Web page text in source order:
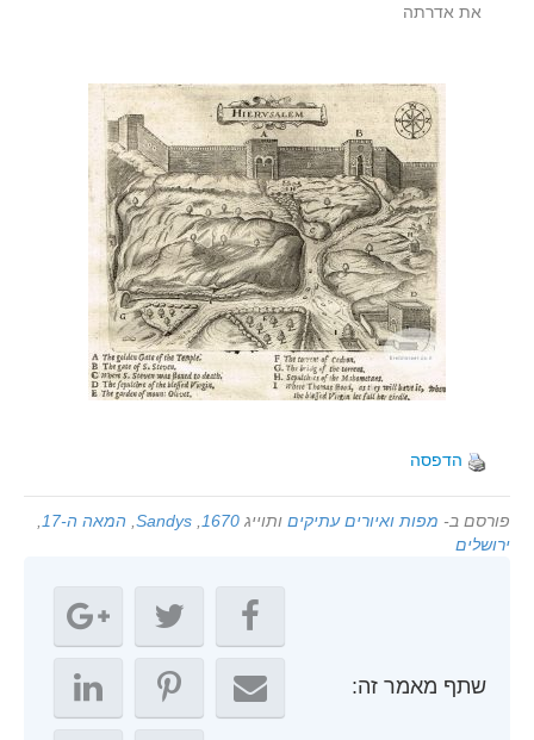
את אדרתה
הדפסה
פורסם ב- מפות ואיורים עתיקים ותוייג 1670
,
Sandys
, המאה ה-17
,
ירושלים
שתף מאמר זה: